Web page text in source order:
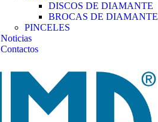
DISCOS DE DIAMANTE
BROCAS DE DIAMANTE
PINCELES
Noticias
Contactos